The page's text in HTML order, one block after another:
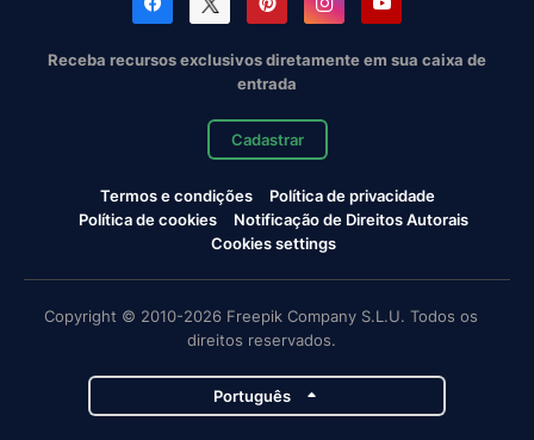
Receba recursos exclusivos diretamente em sua caixa de
entrada
Cadastrar
Termos e condições
Política de privacidade
Política de cookies
Notificação de Direitos Autorais
Cookies settings
Copyright © 2010-2026 Freepik Company S.L.U. Todos os
direitos reservados.
Português